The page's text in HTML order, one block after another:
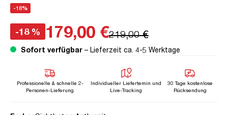
-18%
-18 % 179,00 €219,00 €
Sofort verfügbar – Lieferzeit ca. 4-5 Werktage
Professionelle & schnelle 2-
Personen-Lieferung
Individueller Liefertemin und
Live-Tracking
30 Tage kostenlose
Rücksendung